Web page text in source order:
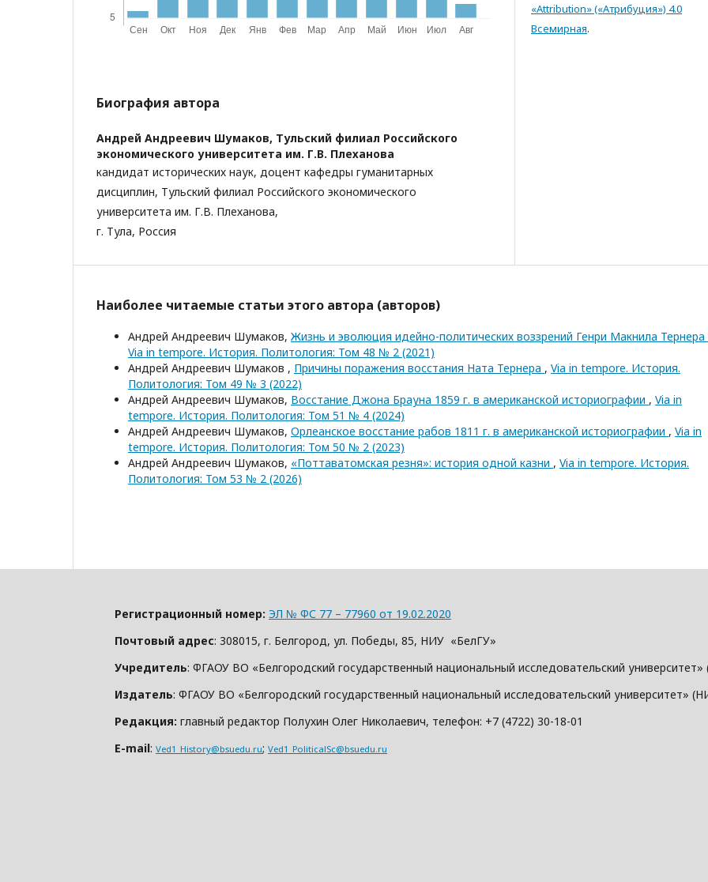
Биография автора
Андрей Андреевич Шумаков, Тульский филиал Российского
экономического университета им. Г.В. Плеханова
кандидат исторических наук, доцент кафедры гуманитарных
дисциплин, Тульский филиал Российского экономического
университета им. Г.В. Плеханова,
г. Тула, Россия
«Attribution» («Атрибуция») 4.0
Всемирная.
Наиболее читаемые статьи этого автора (авторов)
Андрей Андреевич Шумаков, Жизнь и эволюция идейно-политических воззрений Генри Макнила Тернера
Via in tempore. История. Политология: Том 48 № 2 (2021)
Андрей Андреевич Шумаков , Причины поражения восстания Ната Тернера , Via in tempore. История.
Политология: Том 49 № 3 (2022)
Андрей Андреевич Шумаков, Восстание Джона Брауна 1859 г. в американской историографии , Via in
tempore. История. Политология: Том 51 № 4 (2024)
Андрей Андреевич Шумаков, Орлеанское восстание рабов 1811 г. в американской историографии , Via in
tempore. История. Политология: Том 50 № 2 (2023)
Андрей Андреевич Шумаков, «Поттаватомская резня»: история одной казни , Via in tempore. История.
Политология: Том 53 № 2 (2026)
Регистрационный номер: ЭЛ № ФС 77 – 77960 от 19.02.2020
Почтовый адрес: 308015, г. Белгород, ул. Победы, 85, НИУ «БелГУ»
Учредитель: ФГАОУ ВО «Белгородский государственный национальный исследовательский
Издатель: ФГАОУ ВО «Белгородский государственный национальный исследовательский университет»
Редакция: главный редактор Полухин Олег Николаевич, телефон: +7 (4722) 30-18-01
E-mail: Ved1_History@bsuedu.ru; Ved1_PoliticalSc@bsuedu.ru